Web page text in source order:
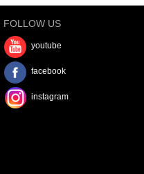
FOLLOW US
youtube
facebook
instagram